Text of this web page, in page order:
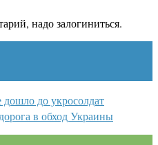
надо залогиниться.
до укросолдат
в обход Украины